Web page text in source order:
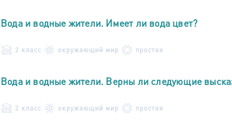
Вода и водные жители. Имеет ли вода цвет?
2 класс окружающий мир простая
Вода и водные жители. Верны ли следующие
2 класс окружающий мир простая